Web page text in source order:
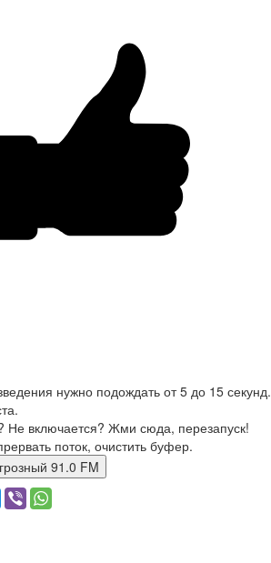
нужно подождать от 5 до 15 секунд.
Не включается? Жми сюда, перезапуск!
поток, очистить буфер.
фм грозный 91.0 FM